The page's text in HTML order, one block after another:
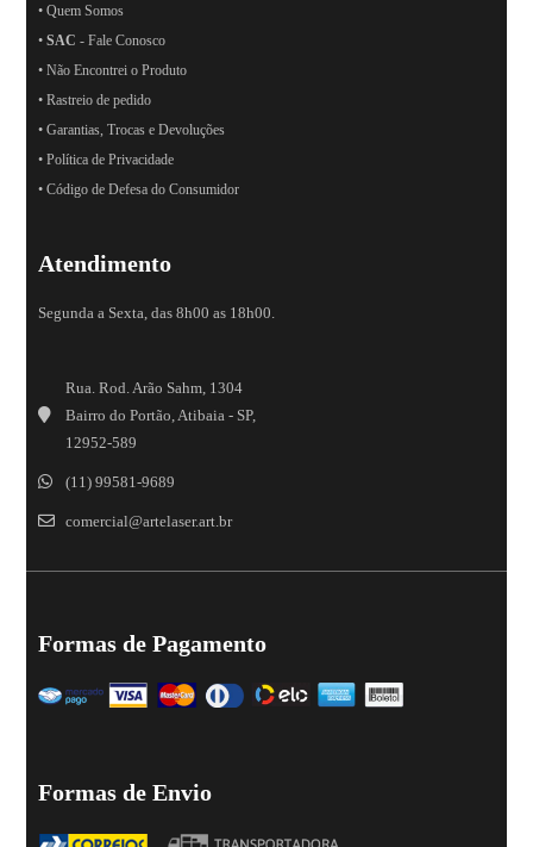
• Quem Somos
•SAC - Fale Conosco
• Não Encontrei o Produto
• Rastreio de pedido
• Garantias, Trocas e Devoluções
• Política de Privacidade
• Código de Defesa do Consumidor
Atendimento
Segunda a Sexta, das 8h00 as 18h00.
Rua. Rod. Arão Sahm, 1304
Bairro do Portão, Atibaia - SP,
12952-589
(11) 99581-9689
comercial@artelaser.art.br
Formas de Pagamento
Formas de Envio